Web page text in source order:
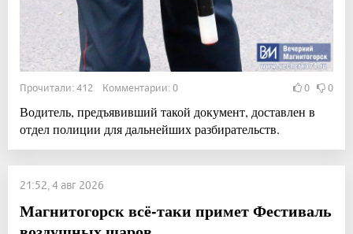
Прочитали: 412 Комментарии: 0 0 0
Водитель, предъявивший такой документ, доставлен в
отдел полиции для дальнейших разбирательств.
21:52, 4 авг 2026
Магнитогорск всё-таки примет Фестиваль